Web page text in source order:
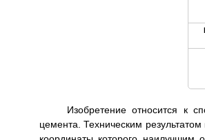
Изобретение относится к
цемента. Техническим